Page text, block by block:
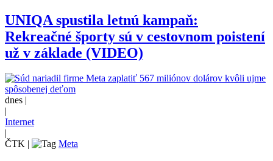
UNIQA spustila letnú kampaň:
Rekreačné športy sú v cestovnom poistení
už v základe (VIDEO)
dnes |
|
Internet
|
ČTK | Meta